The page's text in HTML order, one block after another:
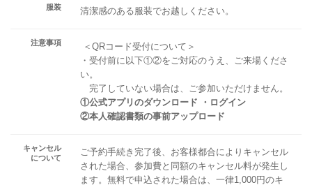
服装 清潔感のある服装でお越しください。
注意事項
＜QRコード受付について＞
・受付前に以下①②をご対応のうえ、ご来場くださ
い。
完了していない場合は、ご参加いただけません。
①公式アプリのダウンロード ・ログイン
②本人確認書類の事前アップロード
キャンセル
について
ご予約手続き完了後、お客様都合によりキャンセル
された場合、参加費と同額のキャンセル料が発生し
ます。無料で申込された場合は、一律1,000円のキ